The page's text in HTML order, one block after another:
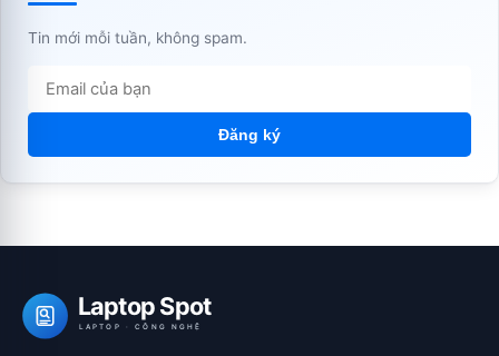
Tin mới mỗi tuần, không spam.
Đăng ký
Laptop Spot
LAPTOP · CÔNG NGHỆ